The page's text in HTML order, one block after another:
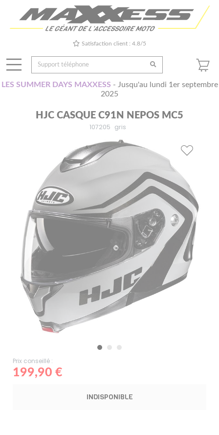
Satisfaction client : 4.8/5
LES SUMMER DAYS MAXXESS - Jusqu'au lundi 1er septembre
2025
HJC CASQUE C91N NEPOS MC5
107205 gris
Prix conseillé :
199,90 €
INDISPONIBLE